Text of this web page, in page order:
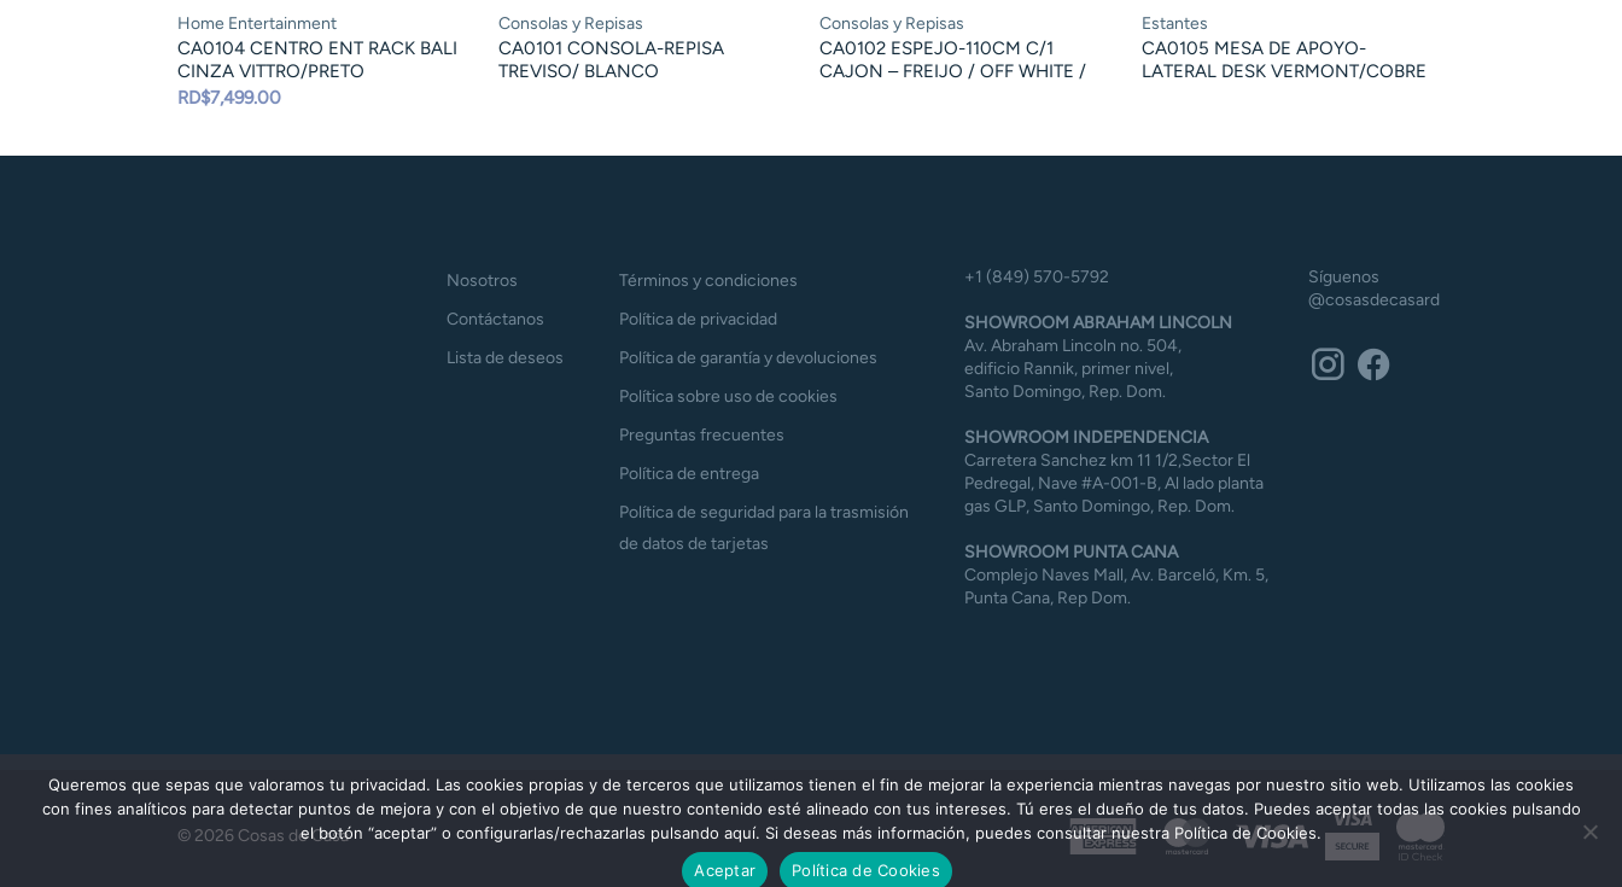
Home Entertainment
CA0104 CENTRO ENT RACK BALI
CINZA VITTRO/PRETO
RD$7,499.00
Consolas y Repisas
CA0101 CONSOLA-REPISA
TREVISO/ BLANCO
Consolas y Repisas
CA0102 ESPEJO-110CM C/1
CAJON – FREIJO / OFF WHITE /
Estantes
CA0105 MESA DE APOYO-
LATERAL DESK VERMONT/COBRE
Nosotros
Contáctanos
Lista de deseos
Términos y condiciones
Política de privacidad
Política de garantía y devoluciones
Política sobre uso de cookies
Preguntas frecuentes
Política de entrega
Política de seguridad para la trasmisión
de datos de tarjetas
+1 (849) 570-5792
SHOWROOM ABRAHAM LINCOLN
Av. Abraham Lincoln no. 504,
edificio Rannik, primer nivel,
Santo Domingo, Rep. Dom.
SHOWROOM INDEPENDENCIA
Carretera Sanchez km 11 1/2,Sector El
Pedregal, Nave #A-001-B, Al lado planta
gas GLP, Santo Domingo, Rep. Dom.
SHOWROOM PUNTA CANA
Complejo Naves Mall, Av. Barceló, Km. 5,
Punta Cana, Rep Dom.
Síguenos
@cosasdecasard
American
Express
MasterCardVisa
© 2026 Cosas de Casa
Queremos que sepas que valoramos tu privacidad. Las cookies propias y de terceros que utilizamos tienen el fin de mejorar la experiencia mientras navegas por nuestro sitio web. Utilizamos las cookies
con fines analíticos para detectar puntos de mejora y con el objetivo de que nuestro contenido esté alineado con tus intereses. Tú eres el dueño de tus datos. Puedes aceptar todas las cookies pulsando
el botón “aceptar” o configurarlas/rechazarlas pulsando aquí. Si deseas más información, puedes consultar nuestra Política de Cookies.
Aceptar
Política de Cookies